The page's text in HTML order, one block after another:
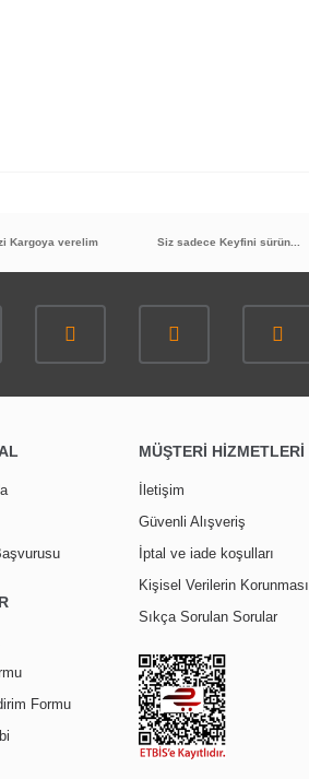
Kargoya verelim Siz sadece Keyfini sürün...
Formu
MÜŞTERİ HİZMETLERİ
İletişim
Güvenli Alışveriş
İptal ve iade koşulları
Kişisel Verilerin Korunması
Sıkça Sorulan Sorular